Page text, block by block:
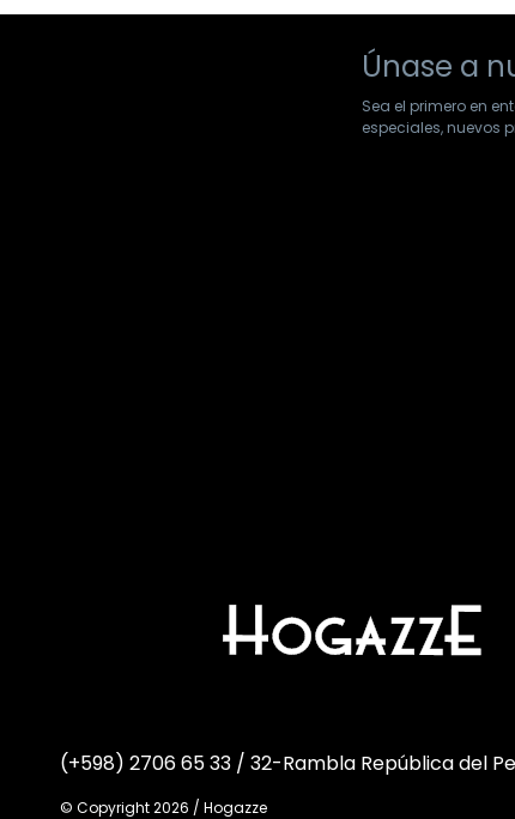
Únase a
Sea el primero en
especiales, nuevos
(+598) 2706 65 33 / 32-Rambla República del
© Copyright 2026 / Hogazze